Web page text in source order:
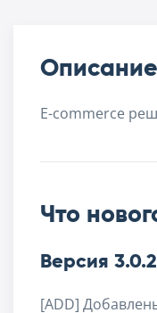
Описание
E-commerce
Что
Версия
[ADD]